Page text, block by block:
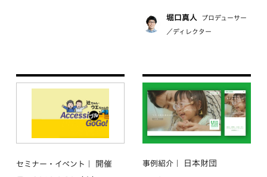
堀口真人 プロデューサー
／ディレクター
セミナー・イベント
開催
事例紹介 日本財団